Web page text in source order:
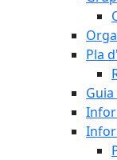
Pla